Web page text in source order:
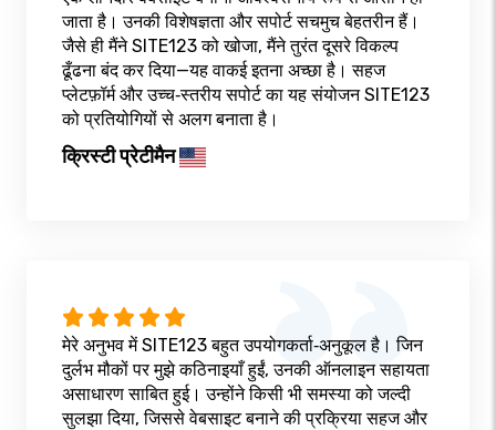
जाता है। उनकी विशेषज्ञता और सपोर्ट सचमुच बेहतरीन हैं।
जैसे ही मैंने SITE123 को खोजा, मैंने तुरंत दूसरे विकल्प
ढूँढना बंद कर दिया—यह वाकई इतना अच्छा है। सहज
प्लेटफ़ॉर्म और उच्च‑स्तरीय सपोर्ट का यह संयोजन SITE123
को प्रतियोगियों से अलग बनाता है।
क्रिस्टी प्रेटीमैन
मेरे अनुभव में SITE123 बहुत उपयोगकर्ता‑अनुकूल है। जिन
दुर्लभ मौकों पर मुझे कठिनाइयाँ हुईं, उनकी ऑनलाइन सहायता
असाधारण साबित हुई। उन्होंने किसी भी समस्या को जल्दी
सुलझा दिया, जिससे वेबसाइट बनाने की प्रक्रिया सहज और